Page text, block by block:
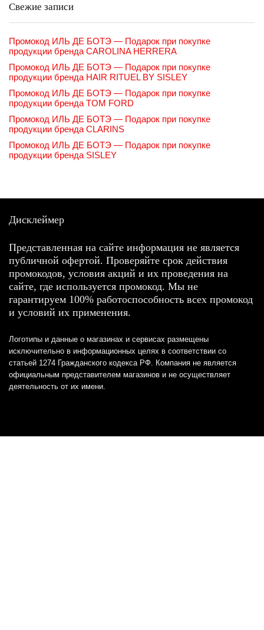
Свежие записи
Промокод ИЛЬ ДЕ БОТЭ — Подарок при покупке
продукции бренда CAROLINA HERRERA
Промокод ИЛЬ ДЕ БОТЭ — Подарок при покупке
продукции бренда HAIR RITUEL BY SISLEY
Промокод ИЛЬ ДЕ БОТЭ — Подарок при покупке
продукции бренда TOM FORD
Промокод ИЛЬ ДЕ БОТЭ — Подарок при покупке
продукции бренда CLARINS
Промокод ИЛЬ ДЕ БОТЭ — Подарок при покупке
продукции бренда SISLEY
Дисклеймер
Представленная на сайте информация не является
публичной офертой. Проверяйте срок действия
промокодов, условия акций и их проведения на
сайте, где используется промокод. Мы не
гарантируем 100% работоспособность всех промокод
и условий их применения.
Логотипы и данные о магазинах и сервисах размещены
исключительно в информационных целях в соответствии со
статьей 1274 Гражданского кодекса РФ. Компания не является
официальным представителем магазинов и не осуществляет
деятельность от их имени.